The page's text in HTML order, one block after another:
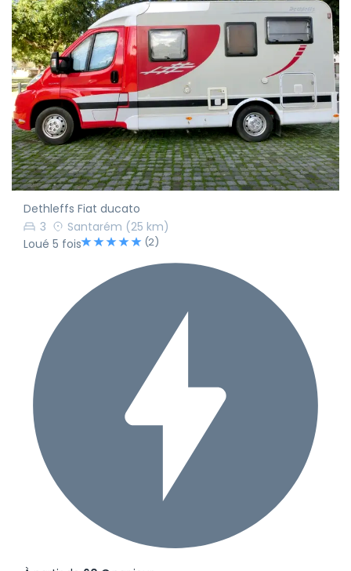
Dethleffs Fiat ducato
3
Santarém (25 km)
Loué 5 fois
(2)